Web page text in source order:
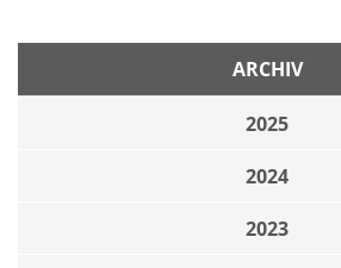
ARCHIV
2025
2024
2023